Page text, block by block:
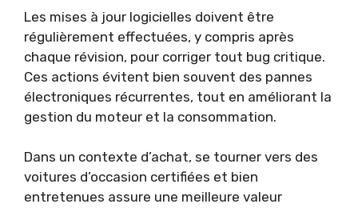
Les mises à jour logicielles doivent être
régulièrement effectuées, y compris après
chaque révision, pour corriger tout bug critique.
Ces actions évitent bien souvent des pannes
électroniques récurrentes, tout en améliorant la
gestion du moteur et la consommation.
Dans un contexte d’achat, se tourner vers des
voitures d’occasion certifiées et bien
entretenues assure une meilleure valeur